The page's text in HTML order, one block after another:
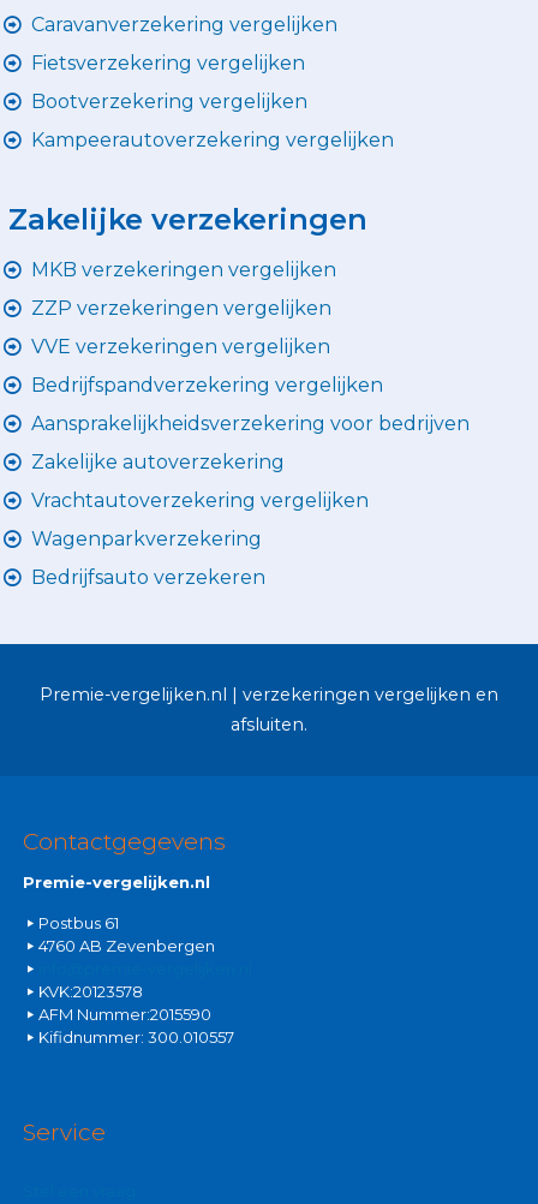
Caravanverzekering vergelijken
Fietsverzekering vergelijken
Bootverzekering vergelijken
Kampeerautoverzekering vergelijken
Zakelijke verzekeringen
MKB verzekeringen vergelijken
ZZP verzekeringen vergelijken
VVE verzekeringen vergelijken
Bedrijfspandverzekering vergelijken
Aansprakelijkheidsverzekering voor bedrijven
Zakelijke autoverzekering
Vrachtautoverzekering vergelijken
Wagenparkverzekering
Bedrijfsauto verzekeren
Premie-vergelijken.nl | verzekeringen vergelijken en
afsluiten.
Contactgegevens
Premie-vergelijken.nl
Postbus 61
4760 AB Zevenbergen
KVK:20123578
AFM Nummer:2015590
Kifidnummer: 300.010557
Service